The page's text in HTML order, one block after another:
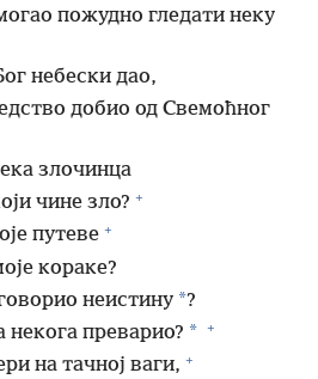
пожудно гледати неку
небески дао,
добио од Свемоћног
злочинца
чине зло? +
путеве +
кораке?
неистину *?
некога преварио? * +
на тачној ваги, +